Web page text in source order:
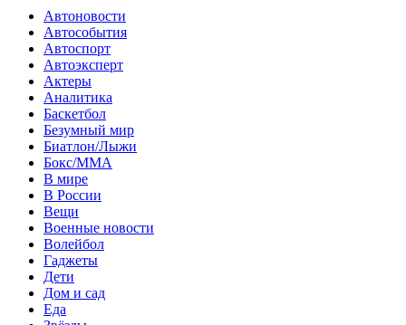
Автоновости
Автособытия
Автоспорт
Автоэксперт
Актеры
Аналитика
Баскетбол
Безумный мир
Биатлон/Лыжи
Бокс/MMA
В мире
В России
Вещи
Военные новости
Волейбол
Гаджеты
Дети
Дом и сад
Еда